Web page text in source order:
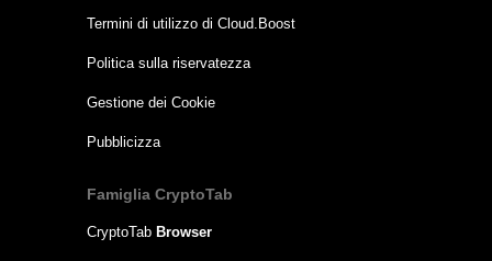
Termini di utilizzo di Cloud.Boost
Politica sulla riservatezza
Gestione dei Cookie
Pubblicizza
Famiglia CryptoTab
CryptoTab Browser